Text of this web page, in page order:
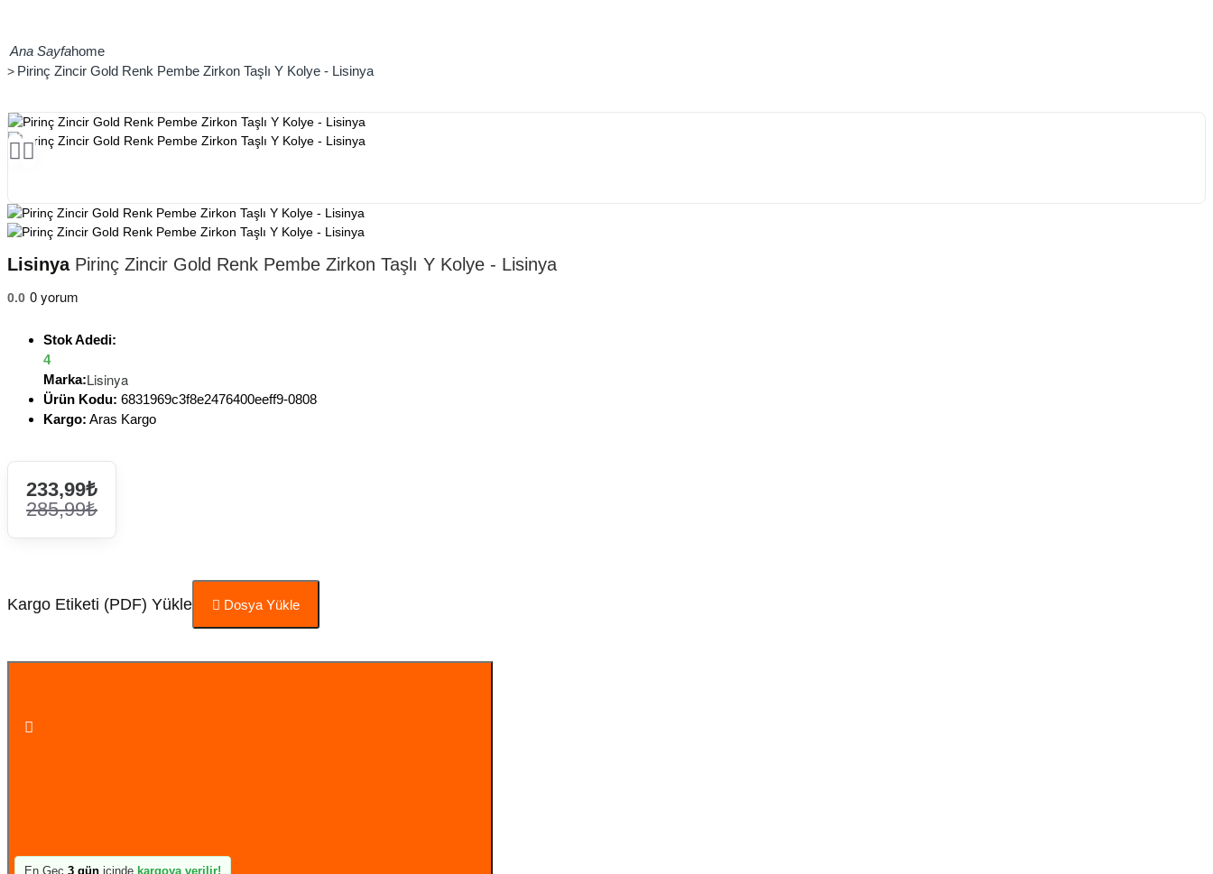
home
Pirinç Zincir Gold Renk Pembe Zirkon Taşlı Y Kolye - Lisinya
LisinyaPirinç Zincir Gold Renk Pembe Zirkon Taşlı Y Kolye - Lisinya
0.0 0 yorum
Stok Adedi:
4
Marka:Lisinya
Ürün Kodu: 6831969c3f8e2476400eeff9-0808
Kargo: Aras Kargo
233,99₺
285,99₺
Kargo Etiketi (PDF) Yükle Dosya Yükle
En Geç 3 gün içinde kargoya verilir!